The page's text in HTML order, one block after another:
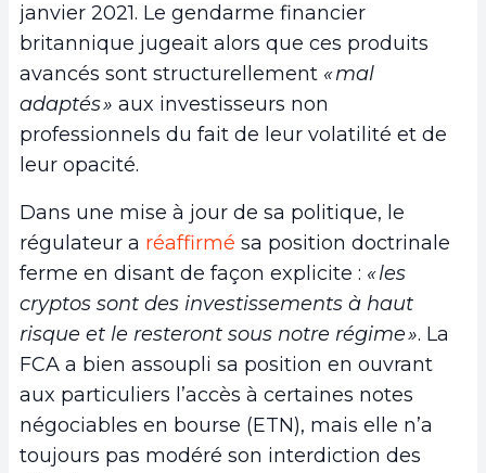
janvier 2021. Le gendarme financier
britannique jugeait alors que ces produits
avancés sont structurellement « mal
adaptés » aux investisseurs non
professionnels du fait de leur volatilité et de
leur opacité.
Dans une mise à jour de sa politique, le
régulateur a réaffirmé sa position doctrinale
ferme en disant de façon explicite : « les
cryptos sont des investissements à haut
risque et le resteront sous notre régime ». La
FCA a bien assoupli sa position en ouvrant
aux particuliers l’accès à certaines notes
négociables en bourse (ETN), mais elle n’a
toujours pas modéré son interdiction des